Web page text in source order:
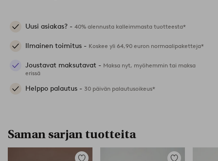
Uusi asiakas? - 40% alennusta kalleimmasta tuotteesta*
Ilmainen toimitus - Koskee yli 64,90 euron normaalipaketteja*
Joustavat maksutavat - Maksa nyt, myöhemmin tai maksa
erissä
Helppo palautus - 30 päivän palautusoikeus*
Saman sarjan tuotteita